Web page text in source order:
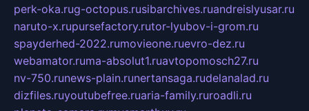
perk-oka.rug-octopus.rusibarchives.ruandreislyusar.ru
naruto-x.rupursefactory.rutor-lyubov-i-grom.ru
spayderhed-2022.rumovieone.ruevro-dez.ru
webamator.ruma-absolut1.ruavtopomosch27.ru
nv-750.runews-plain.runertansaga.rudelanalad.ru
dizfiles.ruyoutubefree.ruaria-family.ruroadli.ru